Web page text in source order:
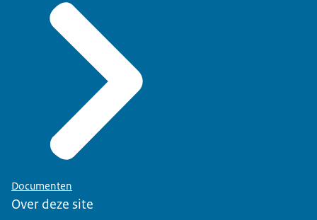
Documenten
Over deze site